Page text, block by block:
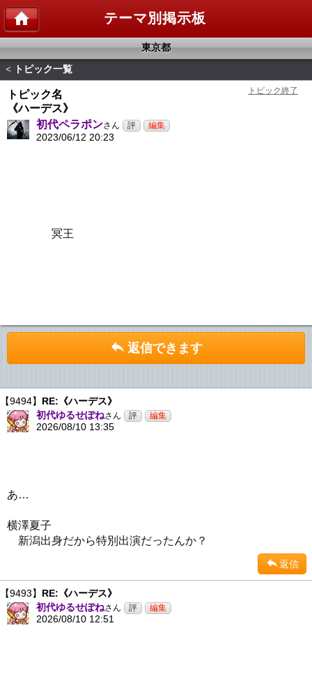
テーマ別掲示板
東京都
< トピック一覧
トピック名
《ハーデス》
初代ペラポンさん
2023/06/12 20:23
冥王
返信できます
【9494】 RE:《ハーデス》
初代ゆるせぽねさん
2026/08/10 13:35
あ…
横澤夏子
新潟出身だから特別出演だったんか？
返信
【9493】 RE:《ハーデス》
初代ゆるせぽねさん
2026/08/10 12:51